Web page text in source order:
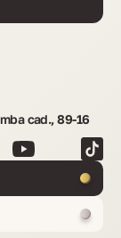
cad., 89-16